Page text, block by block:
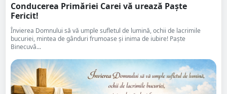
Conducerea Primăriei Carei vă urează Paște
Fericit!
Învierea Domnului să vă umple sufletul de lumină, ochii de lacrimile
bucuriei, mintea de gânduri frumoase şi inima de iubire! Paște
Binecuvâ...